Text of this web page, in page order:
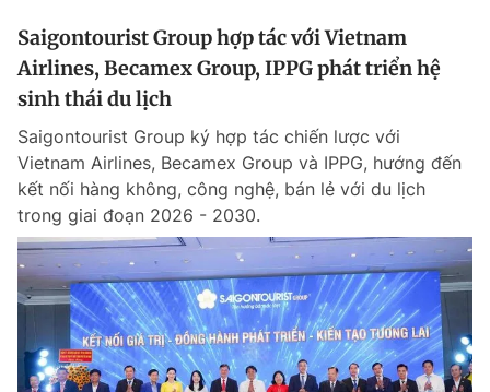
Saigontourist Group hợp tác với Vietnam
Airlines, Becamex Group, IPPG phát triển hệ
sinh thái du lịch
Saigontourist Group ký hợp tác chiến lược với
Vietnam Airlines, Becamex Group và IPPG, hướng đến
kết nối hàng không, công nghệ, bán lẻ với du lịch
trong giai đoạn 2026 - 2030.